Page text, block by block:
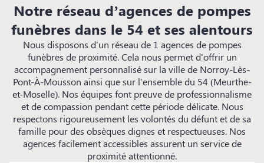
Notre réseau d’agences de pompes
funèbres dans le 54 et ses alentours
Nous disposons d'un réseau de 1 agences de pompes
funèbres de proximité. Cela nous permet d'offrir un
accompagnement personnalisé sur la ville de Norroy-Lès-
Pont-À-Mousson ainsi que sur l'ensemble du 54 (Meurthe-
et-Moselle). Nos équipes font preuve de professionnalisme
et de compassion pendant cette période délicate. Nous
respectons rigoureusement les volontés du défunt et de sa
famille pour des obsèques dignes et respectueuses. Nos
agences facilement accessibles assurent un service de
proximité attentionné.